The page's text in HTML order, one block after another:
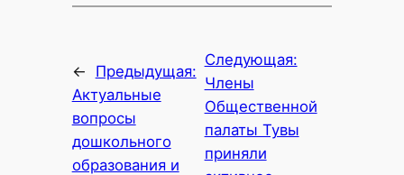
←
Предыдущая:
Актуальные
вопросы
дошкольного
образования и
Следующая:
Члены
Общественной
палаты Тувы
приняли